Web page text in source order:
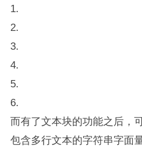
1.
2.
3.
4.
5.
6.
而有了文本块的功能之后，
包含多行文本的字符串字面